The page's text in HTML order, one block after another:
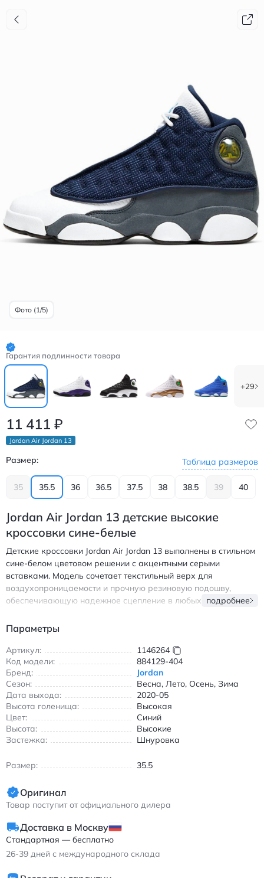
Фото (1/5)
Гарантия подлинности товара
+29
11 411 ₽
Jordan Air Jordan 13
Размер: Таблица размеров
35 35.5 36 36.5 37.5 38 38.5 39 40
Jordan Air Jordan 13 детские высокие
кроссовки сине-белые
Детские кроссовки Jordan Air Jordan 13 выполнены в стильном
сине-белом цветовом решении с акцентными серыми
вставками. Модель сочетает текстильный верх для
воздухопроницаемости и прочную резиновую подошву,
обеспечивающую надежное сцепление в любых погодных
поддержку голеностопа, а амортизирующая система
подходят для повседневной носки и занятий спортом
благодаря эргономичной форме и удобной шнуровке. Мягкая
внутренняя отделка предотвращает натирание, а
комбинированный материал верха сохраняет форму даже
при интенсивной эксплуатации. Идеальный выбор для
мальчиков и девочек, ценящих сочетание стиля и
функциональности в обуви. Джордан Эйр Джордан 13
детские высокие кроссовки сине-белые с текстильным верхом
подробнее
Параметры
Артикул:
1146264
Код модели:
884129-404
Бренд:
Jordan
Сезон:
Весна, Лето, Осень, Зима
Дата выхода:
2020-05
Высота голенища:
Высокая
Цвет:
Синий
Высота:
Высокие
Застежка:
Шнуровка
Размер: 35.5
Оригинал
Товар поступит от официального дилера
Доставка в Москву
Стандартная — бесплатно
26-39 дней с международного склада